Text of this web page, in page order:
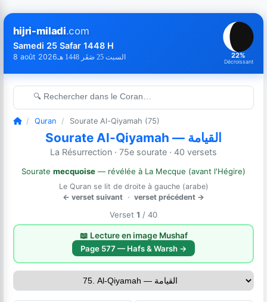
hijri-miladi.com
Samedi 25 Safar 1448 H
8 août 2026 السبت 25 صَفَر 1448 هـ 22%
Décroissant
🔍 Rechercher dans le Coran…
/ Quran / Sourate Al-Qiyamah (75)
Sourate Al-Qiyamah — القيامة
La Résurrection · 75e sourate · 40 versets
Sourate mecquoise — révélée à La Mecque (avant l'Hégire)
Le Quran se lit de droite à gauche (arabe)
← verset suivant · verset précédent →
Verset 1 / 40
📖 Lecture en image Mushaf
Page 577 — Hafs & Warsh →